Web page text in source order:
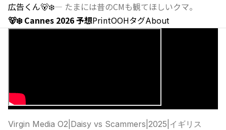
広告くん🐻‍❄️— たまには昔のCMも観てほしいクマ。
🐻‍❄️ Cannes 2026 予想PrintOOHタグAbout
Virgin Media O2 Daisy vs Scammers 2025 イギリス